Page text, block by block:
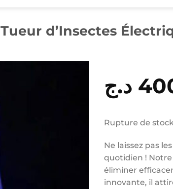
Tueur d’Insectes
د.ج
Rupture de
Ne laissez pas
quotidien ! Notre
éliminer
innovante, il